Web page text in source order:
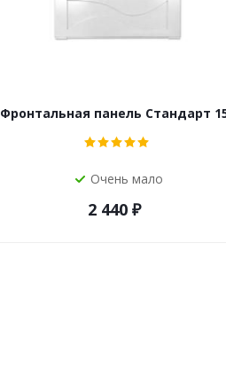
Фронтальная панель Стандарт
Очень мало
2 440 ₽